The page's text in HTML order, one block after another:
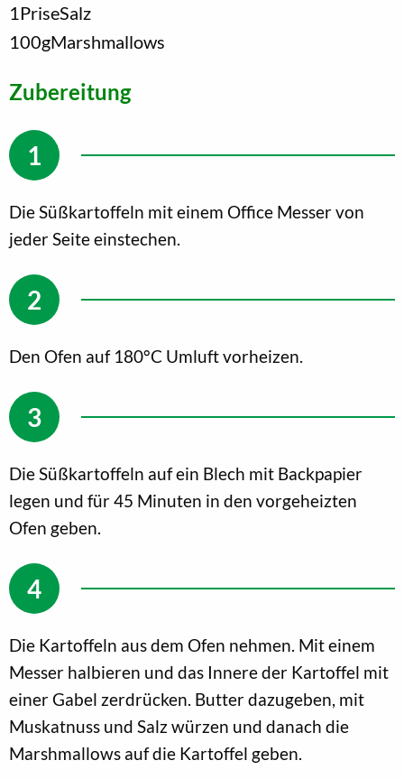
1 PriseSalz
100gMarshmallows
Zubereitung
Die Süßkartoffeln mit einem Office Messer von
jeder Seite einstechen.
Den Ofen auf 180°C Umluft vorheizen.
Die Süßkartoffeln auf ein Blech mit Backpapier
legen und für 45 Minuten in den vorgeheizten
Ofen geben.
Die Kartoffeln aus dem Ofen nehmen. Mit einem
Messer halbieren und das Innere der Kartoffel mit
einer Gabel zerdrücken. Butter dazugeben, mit
Muskatnuss und Salz würzen und danach die
Marshmallows auf die Kartoffel geben.